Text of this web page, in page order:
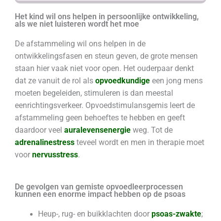
Het kind wil ons helpen in persoonlijke ontwikkeling,
als we niet luisteren wordt het moe
De afstammeling wil ons helpen in de
ontwikkelingsfasen en steun geven, de grote mensen
staan hier vaak niet voor open. Het ouderpaar denkt
dat ze vanuit de rol als opvoedkundige een jong mens
moeten begeleiden, stimuleren is dan meestal
eenrichtingsverkeer. Opvoedstimulansgemis leert de
afstammeling geen behoeftes te hebben en geeft
daardoor veel auralevensenergie weg. Tot de
adrenalinestress teveel wordt en men in therapie moet
voor nervusstress.
De gevolgen van gemiste opvoedleerprocessen
kunnen een enorme impact hebben op de psoas
Heup-, rug- en buikklachten door psoas-zwakte;